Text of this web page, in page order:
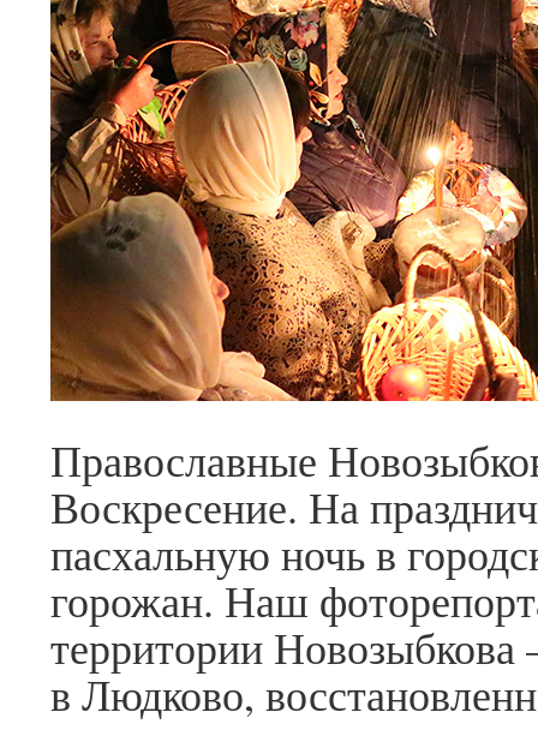
Православные
Воскресение. На
пасхальную ночь в
горожан. Наш
территории
в Людково,